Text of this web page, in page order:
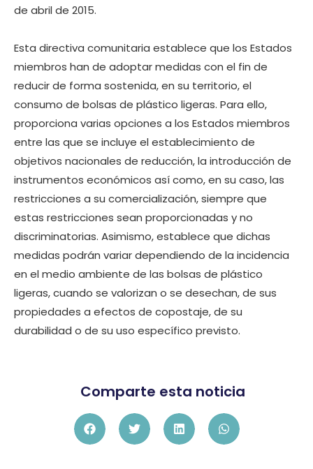
de abril de 2015.
Esta directiva comunitaria establece que los Estados
miembros han de adoptar medidas con el fin de
reducir de forma sostenida, en su territorio, el
consumo de bolsas de plástico ligeras. Para ello,
proporciona varias opciones a los Estados miembros
entre las que se incluye el establecimiento de
objetivos nacionales de reducción, la introducción de
instrumentos económicos así como, en su caso, las
restricciones a su comercialización, siempre que
estas restricciones sean proporcionadas y no
discriminatorias. Asimismo, establece que dichas
medidas podrán variar dependiendo de la incidencia
en el medio ambiente de las bolsas de plástico
ligeras, cuando se valorizan o se desechan, de sus
propiedades a efectos de copostaje, de su
durabilidad o de su uso específico previsto.
Comparte esta noticia